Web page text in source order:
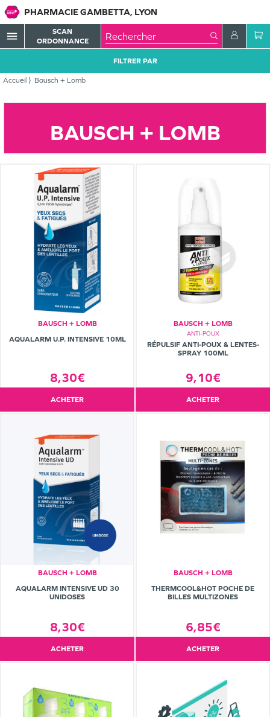
PHARMACIE GAMBETTA, LYON
menu
SCAN
ORDONNANCE
Accueil Bausch + Lomb
FILTRER PAR
BAUSCH + LOMB
BAUSCH + LOMB
AQUALARM U.P. INTENSIVE 10ML
8,30€
ACHETER
BAUSCH + LOMB
ANTI-POUX
RÉPULSIF ANTI-POUX & LENTES-
SPRAY 100ML
9,10€
ACHETER
BAUSCH + LOMB
AQUALARM INTENSIVE UD 30
UNIDOSES
8,30€
ACHETER
BAUSCH + LOMB
THERMCOOL&HOT POCHE DE
BILLES MULTIZONES
6,85€
ACHETER